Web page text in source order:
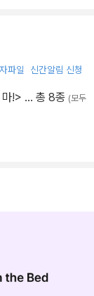
파일 신간알림 신청
!> … 총 8종 (모두